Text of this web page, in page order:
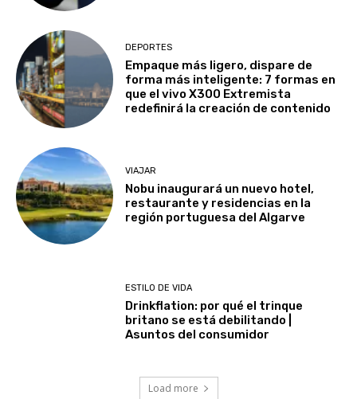
DEPORTES
Empaque más ligero, dispare de
forma más inteligente: 7 formas en
que el vivo X300 Extremista
redefinirá la creación de contenido
VIAJAR
Nobu inaugurará un nuevo hotel,
restaurante y residencias en la
región portuguesa del Algarve
ESTILO DE VIDA
Drinkflation: por qué el trinque
britano se está debilitando |
Asuntos del consumidor
Load more